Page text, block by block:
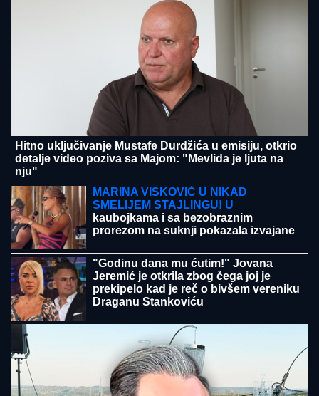
Hitno uključivanje Mustafe Durdžića u emisiju, otkrio
detalje video poziva sa Majom: "Mevlida je ljuta na
nju"
MARINA VISKOVIĆ U NIKAD
SMELIJEM STAJLINGU! U
kaubojkama i sa bezobraznim
prorezom na suknji pokazala izvajane
što je planirala (Foto)
"Godinu dana mu ćutim!" Jovana
Jeremić je otkrila zbog čega joj je
prekipelo kad je reč o bivšem vereniku
Draganu Stankoviću